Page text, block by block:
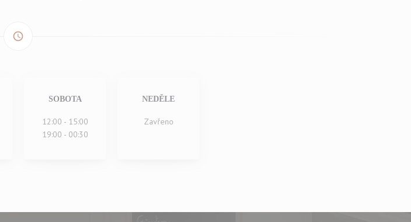
access_time
SOBOTA
12:00 - 15:00
19:00 - 00:30
NEDĚLE
Zavřeno